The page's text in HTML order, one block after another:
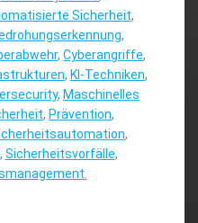
Sicherheit,
,
, Cyberangriffe,
, KI-Techniken,
, Maschinelles
, Prävention,
,
, Sicherheitsvorfälle,